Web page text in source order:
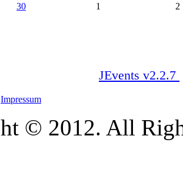
30 1 2
JEvents v2.2.7
Impressum
© 2012. All